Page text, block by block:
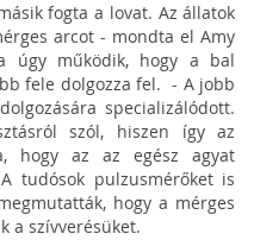
fogta a lovat. Az állatok
arcot - mondta el Amy
úgy működik, hogy a bal
fele dolgozza fel. - A jobb
specializálódott.
szól, hiszen így az
hogy az az egész agyat
tudósok pulzusmérőket is
hogy a mérges
a szívverésüket.